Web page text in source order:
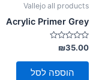
Vallejo all products
Acrylic Primer Grey
דורג
0
מתוך
₪35.00
הוספה לסל